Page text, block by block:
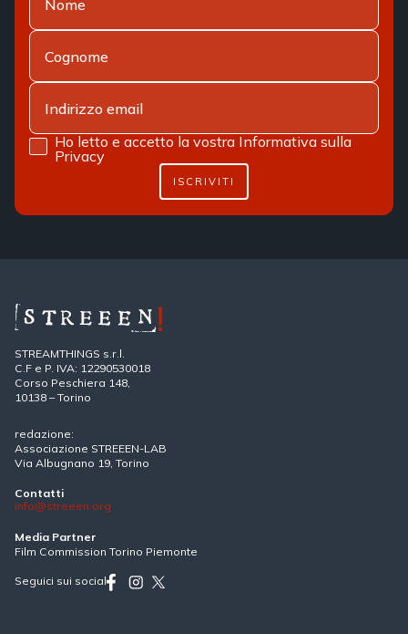
Ho letto e accetto la vostra Informativa sulla
Privacy
ISCRIVITI
STREAMTHINGS s.r.l.
C.F e P. IVA: 12290530018
Corso Peschiera 148,
10138 – Torino
redazione:
Associazione STREEEN-LAB
Via Albugnano 19, Torino
Contatti
info@streeen.org
Media Partner
Film Commission Torino Piemonte
Seguici sui social